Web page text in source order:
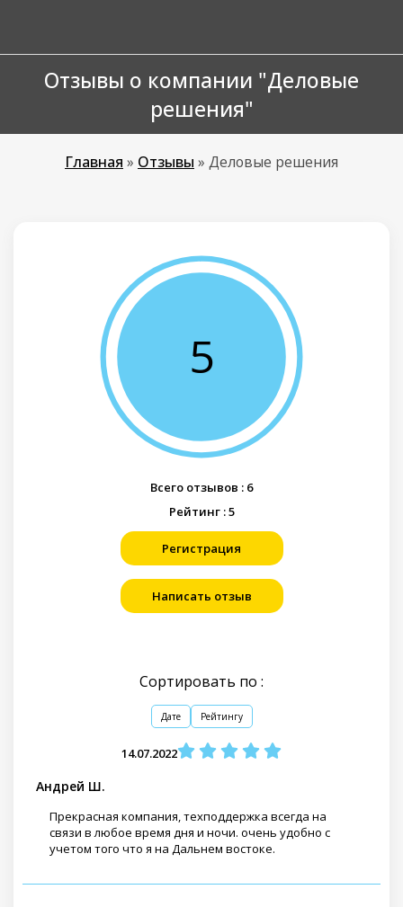
Отзывы о компании "Деловые
решения"
Главная » Отзывы » Деловые решения
5
Всего отзывов : 6
Рейтинг :5
Регистрация
Написать отзыв
Сортировать по :
Дате Рейтингу
14.07.2022
Андрей Ш.
Прекрасная компания, техподдержка всегда на
связи в любое время дня и ночи. очень удобно с
учетом того что я на Дальнем востоке.